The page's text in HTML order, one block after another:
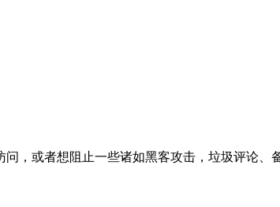
，或者想阻止一些诸如黑客攻击，垃圾评论、